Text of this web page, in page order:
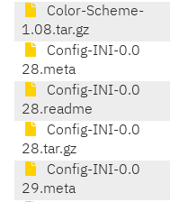
Color-Scheme-
1.08.tar.gz
Config-INI-0.0
28.meta
Config-INI-0.0
28.readme
Config-INI-0.0
28.tar.gz
Config-INI-0.0
29.meta